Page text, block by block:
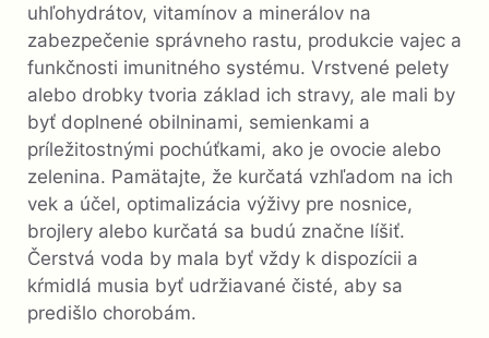
uhľohydrátov, vitamínov a minerálov na
zabezpečenie správneho rastu, produkcie vajec a
funkčnosti imunitného systému. Vrstvené pelety
alebo drobky tvoria základ ich stravy, ale mali by
byť doplnené obilninami, semienkami a
príležitostnými pochúťkami, ako je ovocie alebo
zelenina. Pamätajte, že kurčatá vzhľadom na ich
vek a účel, optimalizácia výživy pre nosnice,
brojlery alebo kurčatá sa budú značne líšiť.
Čerstvá voda by mala byť vždy k dispozícii a
kŕmidlá musia byť udržiavané čisté, aby sa
predišlo chorobám.